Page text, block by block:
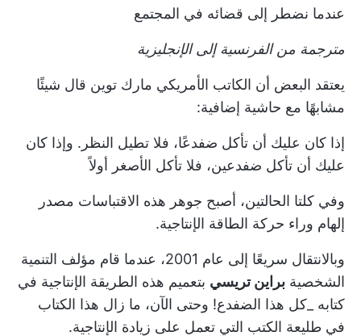
عندما نضطر إلى قضائه في المجتمع
مترجمة من الفرنسية إلى الإنجليزية
يعتقد البعض أن الكاتب الأمريكي مارك توين قال شيئًا
مشابهًا مع حاشية إضافية:
إذا كان عليك أن تأكل ضفدعًا، فلا تطيل النظر. وإذا كان
عليك أن تأكل ضفدعين، فلا تأكل الأصغر أولاً
وفي كلتا الحالتين، أصبح جوهر هذه الاقتباسات مصدر
إلهام وراء حركة الطاقة الإنتاجية.
وبالانتقال سريعًا إلى عام 2001، عندما قام مؤلف التنمية
الشخصية براين تريسي بتعميم هذه الطريقة الإنتاجية في
كتابه _كل هذا الضفدع! وحتى الآن، ما زال هذا الكتاب
في طليعة الكتب التي تعمل على زيادة الإنتاجية.